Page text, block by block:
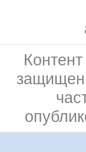
защищен